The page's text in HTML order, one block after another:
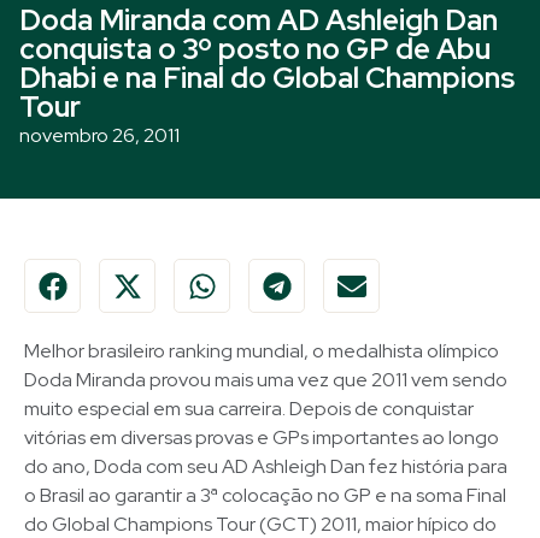
Doda Miranda com AD Ashleigh Dan
conquista o 3º posto no GP de Abu
Dhabi e na Final do Global Champions
Tour
novembro 26, 2011
Melhor brasileiro ranking mundial, o medalhista olímpico
Doda Miranda provou mais uma vez que 2011 vem sendo
muito especial em sua carreira. Depois de conquistar
vitórias em diversas provas e GPs importantes ao longo
do ano, Doda com seu AD Ashleigh Dan fez história para
o Brasil ao garantir a 3ª colocação no GP e na soma Final
do Global Champions Tour (GCT) 2011, maior hípico do